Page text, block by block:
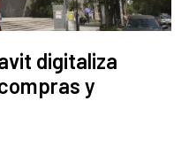
digitaliza
y